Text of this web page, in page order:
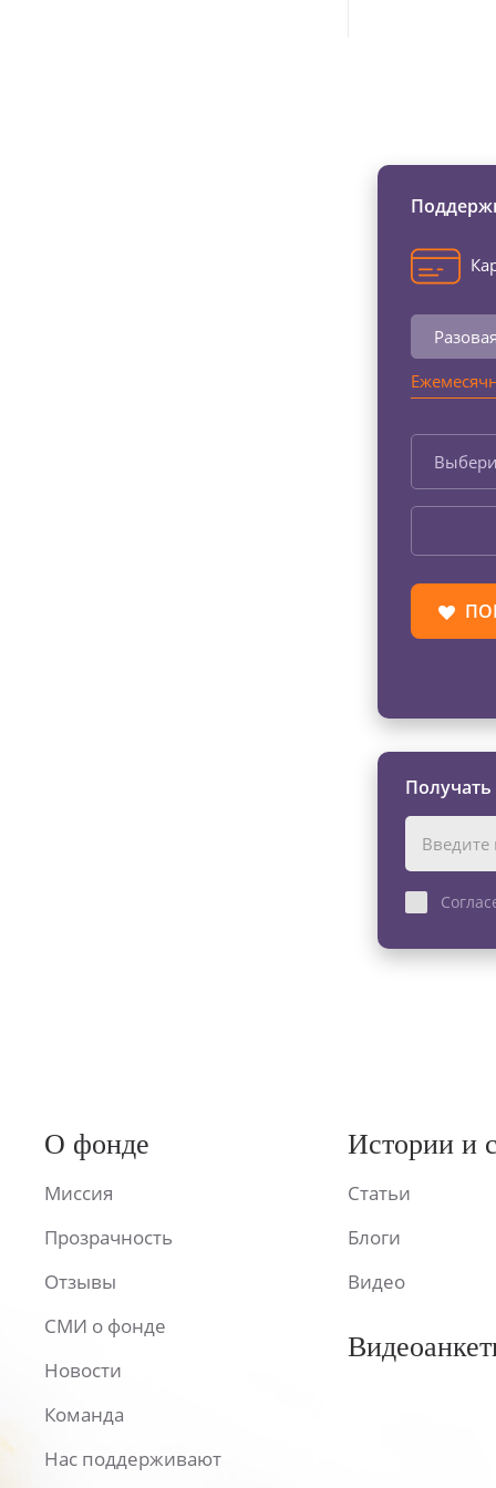
О фонде
Миссия
Прозрачность
Отзывы
СМИ о фонде
Новости
Команда
Нас поддерживают
Истории и
Статьи
Блоги
Видео